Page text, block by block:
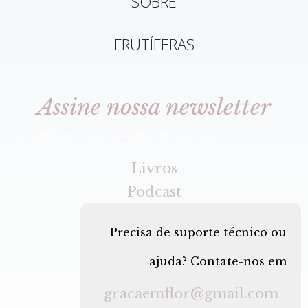
FRUTÍFERAS
Assine nossa newsletter
Livros
Podcast
Precisa de suporte técnico ou
ajuda? Contate-nos em
gracaemflor@gmail.com